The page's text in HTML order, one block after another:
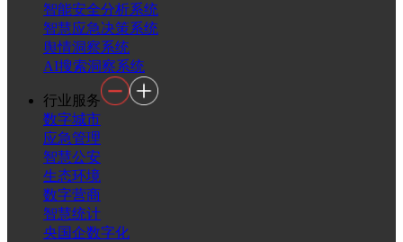
智能安全分析系统
智慧应急决策系统
舆情洞察系统
AI搜索洞察系统
行业服务
数字城市
应急管理
智慧公安
生态环境
数字营商
智慧统计
央国企数字化